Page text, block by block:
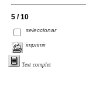
5 / 10
seleccionar
imprimir
Text complet